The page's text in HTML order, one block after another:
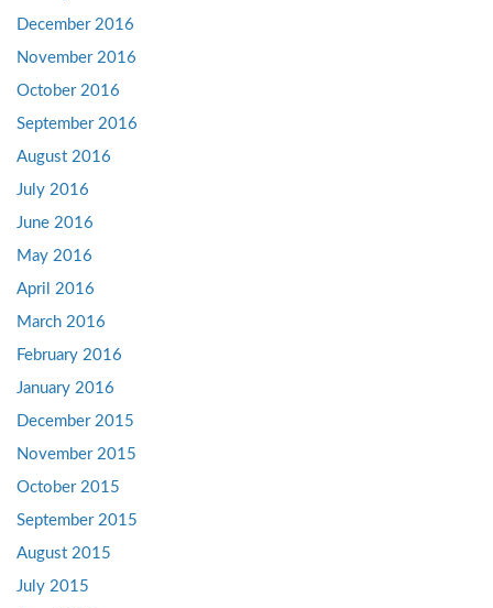
December 2016
November 2016
October 2016
September 2016
August 2016
July 2016
June 2016
May 2016
April 2016
March 2016
February 2016
January 2016
December 2015
November 2015
October 2015
September 2015
August 2015
July 2015